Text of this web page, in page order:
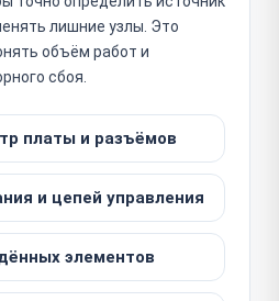
лишние узлы. Это
объём работ и
сбоя.
платы и разъёмов
и цепей управления
элементов